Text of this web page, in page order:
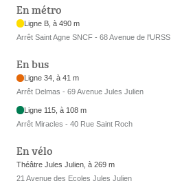
En métro
Ligne B, à 490 m
Arrêt Saint Agne SNCF - 68 Avenue de l'URSS
En bus
Ligne 34, à 41 m
Arrêt Delmas - 69 Avenue Jules Julien
Ligne 115, à 108 m
Arrêt Miracles - 40 Rue Saint Roch
En vélo
Théâtre Jules Julien, à 269 m
21 Avenue des Ecoles Jules Julien